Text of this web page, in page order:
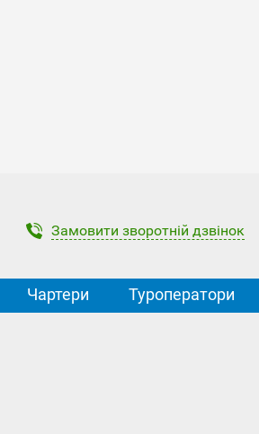
Замовити зворотній дзвінок
Чартери Туроператори